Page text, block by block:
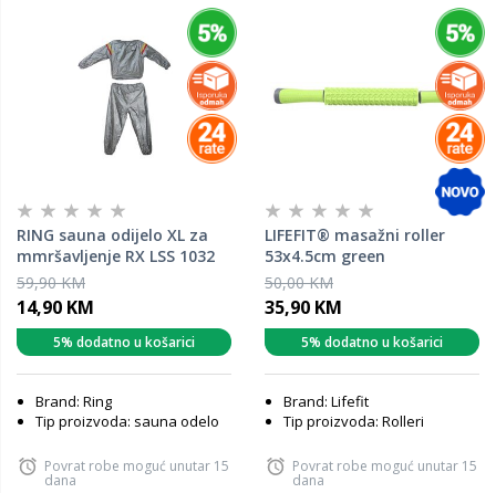
RING sauna odijelo XL za
mmršavljenje RX LSS 1032
59,90 KM
14,90 KM
5% dodatno u košarici
Brand: Ring
Tip proizvoda: sauna odelo
Povrat robe moguć unutar 15
dana
LIFEFIT® masažni roller
53x4.5cm green
50,00 KM
35,90 KM
5% dodatno u košarici
Brand: Lifefit
Tip proizvoda: Rolleri
Povrat robe moguć unutar 15
dana